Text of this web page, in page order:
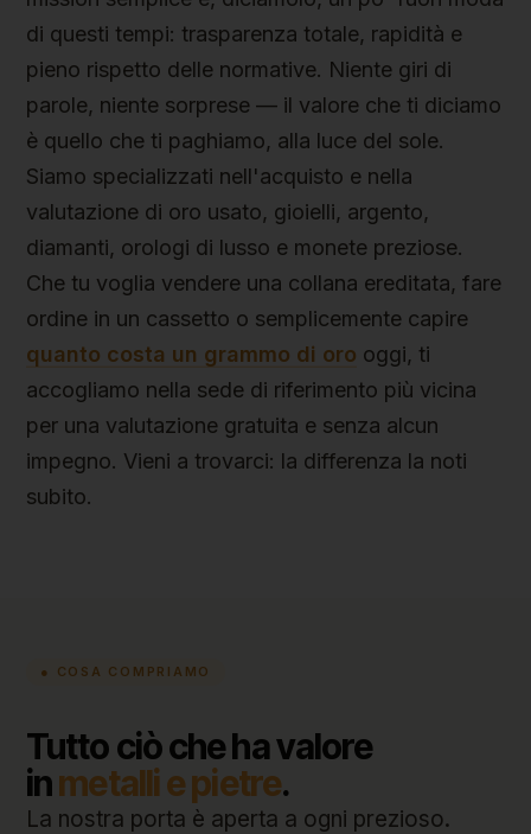
di questi tempi: trasparenza totale, rapidità e
pieno rispetto delle normative. Niente giri di
parole, niente sorprese — il valore che ti diciamo
è quello che ti paghiamo, alla luce del sole.
Siamo specializzati nell'acquisto e nella
valutazione di oro usato, gioielli, argento,
diamanti, orologi di lusso e monete preziose.
Che tu voglia vendere una collana ereditata, fare
ordine in un cassetto o semplicemente capire
quanto costa un grammo di oro oggi, ti
accogliamo nella sede di riferimento più vicina
per una valutazione gratuita e senza alcun
impegno. Vieni a trovarci: la differenza la noti
subito.
● COSA COMPRIAMO
Tutto ciò che ha valore
inmetalli e pietre.
La nostra porta è aperta a ogni prezioso.